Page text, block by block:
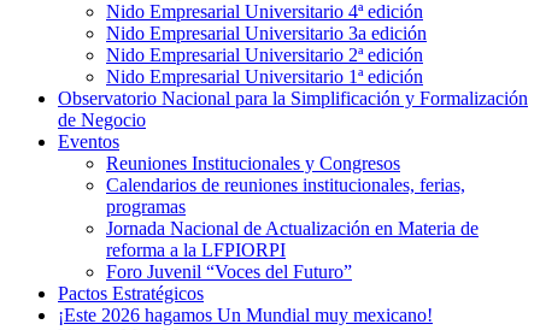
Nido Empresarial Universitario 4ª edición
Nido Empresarial Universitario 3a edición
Nido Empresarial Universitario 2ª edición
Nido Empresarial Universitario 1ª edición
Observatorio Nacional para la Simplificación y Formalización
de Negocio
Eventos
Reuniones Institucionales y Congresos
Calendarios de reuniones institucionales, ferias,
programas
Jornada Nacional de Actualización en Materia de
reforma a la LFPIORPI
Foro Juvenil “Voces del Futuro”
Pactos Estratégicos
¡Este 2026 hagamos Un Mundial muy mexicano!